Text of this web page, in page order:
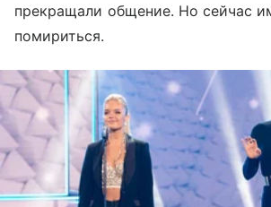
прекращали общение. Но сейчас
помириться.